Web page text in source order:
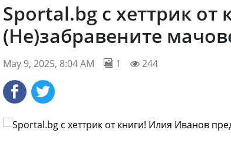
Sportal.bg с хеттрик
(Не)забравените
May 9, 2025, 8:04 AM 1 244